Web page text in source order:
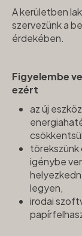
A kerületben
szervezünk a
érdekében.
Figyelembe
ezért
az új
törekszünk
igénybe
legyen,
irodai